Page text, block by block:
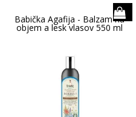
Babička Agafija - Balzam na
objem a lesk vlasov 550 ml